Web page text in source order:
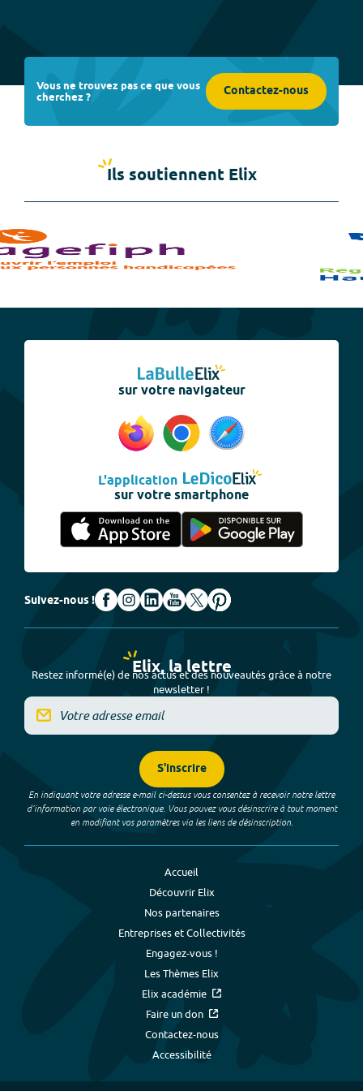
Vous ne trouvez pas ce que vous
cherchez ? Contactez-nous
Ils soutiennent Elix
sur votre navigateur
L'application
sur votre smartphone
Suivez-nous !
Elix, la lettre
Restez informé(e) de nos actus et des nouveautés grâce à notre
newsletter !
S'inscrire
En indiquant votre adresse e-mail ci-dessus vous consentez à recevoir notre lettre
d’information par voie électronique. Vous pouvez vous désinscrire à tout moment
en modifiant vos paramètres via les liens de désinscription.
Accueil
Découvrir Elix
Nos partenaires
Entreprises et Collectivités
Engagez-vous !
Les Thèmes Elix
Elix académie
Faire un don
Contactez-nous
Accessibilité